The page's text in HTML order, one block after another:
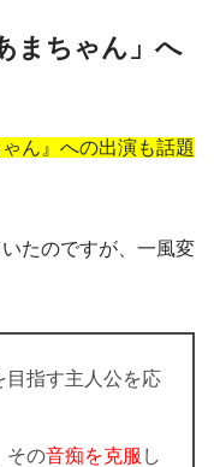
まちゃん」へ
ん』への出演も話題
たのですが、一風変
目指す主人公を応
その音痴を克服 し